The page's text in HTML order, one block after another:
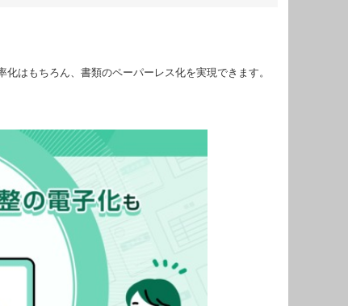
はもちろん、書類のペーパーレス化を実現できます。